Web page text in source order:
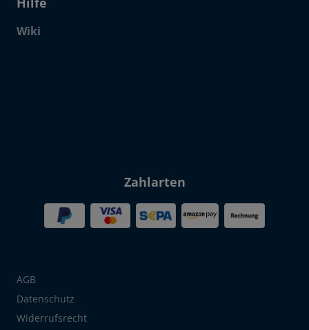
Wiki
Zahlarten
AGB
Datenschutz
Widerrufsrecht